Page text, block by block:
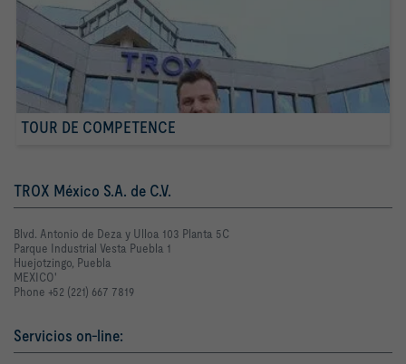
TOUR DE COMPETENCE
TROX México S.A. de C.V.
Blvd. Antonio de Deza y Ulloa 103 Planta 5C
Parque Industrial Vesta Puebla 1
Huejotzingo, Puebla
MEXICO'
Phone +52 (221) 667 7819
Servicios on-line: